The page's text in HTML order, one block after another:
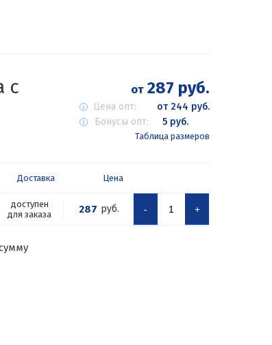
с
от287 руб.
Цена опт:
от 244 руб.
Бонусы опт:
5 руб.
Таблица размеров
Доставка Цена
доступен
для заказа
287 руб. - +